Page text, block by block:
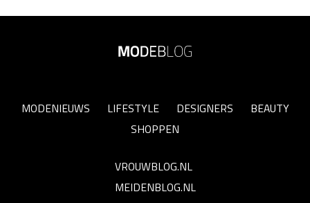
MODENIEUWS LIFESTYLE DESIGNERS
BEAUTY
SHOPPEN
VROUWBLOG.NL
MEIDENBLOG.NL